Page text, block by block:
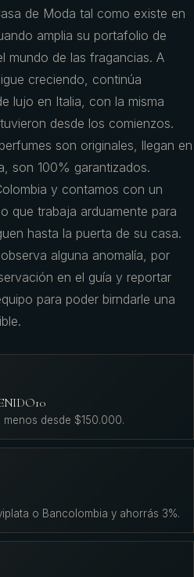
de Moda tal como existe en
amplia su portafolio de
mundo de las fragancias. A
creciendo, continúa
lujo en Italia, con la misma
desde los comienzos.
son originales, llegan en
son 100% garantizados.
y contamos con un
que trabaja arduamente para
hasta la puerta de su casa.
alguna anomalía, por
en el guía y reportar
para poder birndarle una
menos desde $150.000.
o Bancolombia y ahorrás 3%.